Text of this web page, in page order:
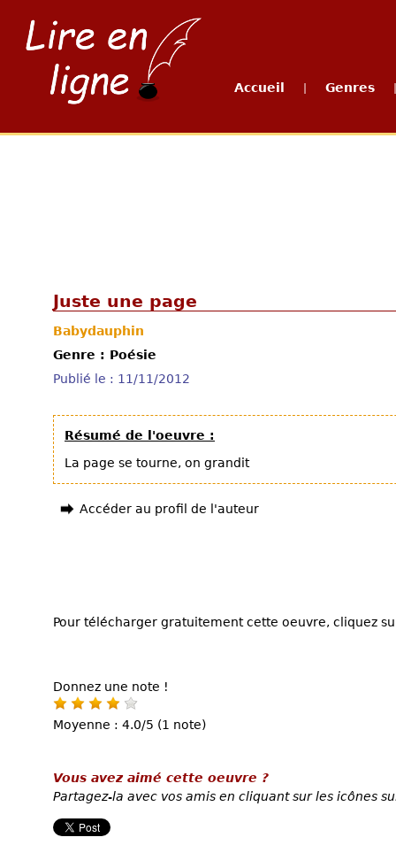
Accueil Genres
Juste une page
Babydauphin
Genre : Poésie
Publié le : 11/11/2012
Résumé de l'oeuvre :
La page se tourne, on grandit
Accéder au profil de l'auteur
Pour télécharger gratuitement cette oeuvre, cliquez
Donnez une note !
Moyenne : 4.0/5 (1 note)
Vous avez aimé cette oeuvre ?
Partagez-la avec vos amis en cliquant sur les icônes